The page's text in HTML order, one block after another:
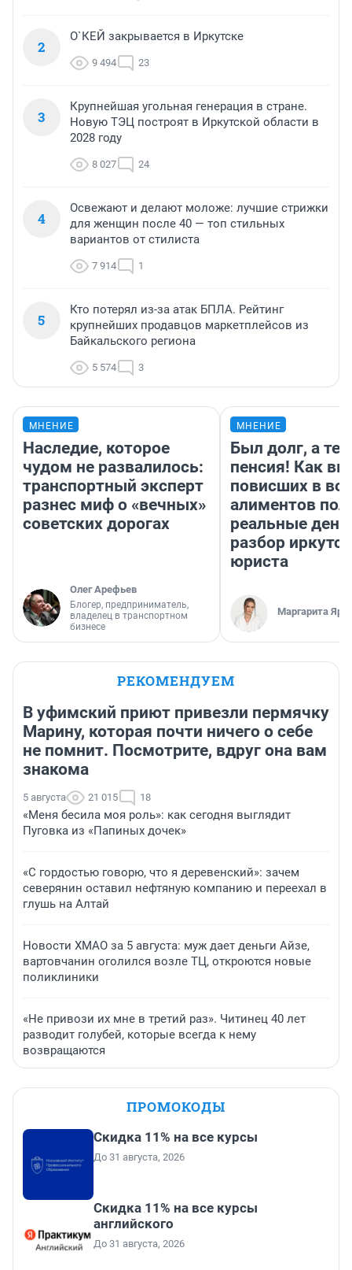
2
О`КЕЙ закрывается в Иркутске
9 494 23
3
Крупнейшая угольная генерация в стране.
Новую ТЭЦ построят в Иркутской области в
2028 году
8 027 24
4
Освежают и делают моложе: лучшие стрижки
для женщин после 40 — топ стильных
вариантов от стилиста
7 914 1
5
Кто потерял из-за атак БПЛА. Рейтинг
крупнейших продавцов маркетплейсов из
Байкальского региона
5 574 3
МНЕНИЕ
Наследие, которое
чудом не развалилось:
транспортный эксперт
разнес миф о «вечных»
советских дорогах
Олег Арефьев
Блогер, предприниматель,
владелец в транспортном
бизнесе
МНЕНИЕ
Был долг, а
пенсия! Как
повисших в
алиментов
реальные
разбор
юриста
Маргарита
РЕКОМЕНДУЕМ
В уфимский приют привезли пермячку
Марину, которая почти ничего о себе
не помнит. Посмотрите, вдруг она вам
знакома
5 августа 21 015 18
«Меня бесила моя роль»: как сегодня выглядит
Пуговка из «Папиных дочек»
«С гордостью говорю, что я деревенский»: зачем
северянин оставил нефтяную компанию и переехал в
глушь на Алтай
Новости ХМАО за 5 августа: муж дает деньги Айзе,
вартовчанин оголился возле ТЦ, откроются новые
поликлиники
«Не привози их мне в третий раз». Читинец 40 лет
разводит голубей, которые всегда к нему
возвращаются
ПРОМОКОДЫ
Скидка 11% на все курсы
До 31 августа, 2026
Скидка 11% на все курсы
английского
До 31 августа, 2026